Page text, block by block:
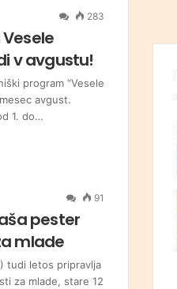
283
v avgustu!
program “Vesele
avgust.
1. do…
91
pester
mlade
tudi letos pripravlja
za mlade, stare 12